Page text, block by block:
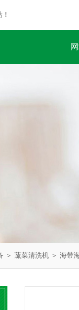
＞ 蔬菜清洗机 ＞ 海带